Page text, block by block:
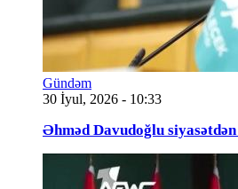
Gündəm
30 İyul, 2026 - 10:33
Əhməd Davudoğlu